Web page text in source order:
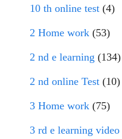
10 th online test (4)
2 Home work (53)
2 nd e learning (134)
2 nd online Test (10)
3 Home work (75)
3 rd e learning video